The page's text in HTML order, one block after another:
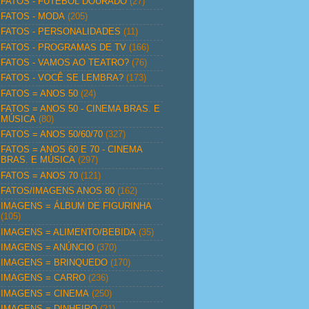
FATOS - MODA (205)
FATOS - PERSONALIDADES (11)
FATOS - PROGRAMAS DE TV (166)
FATOS - VAMOS AO TEATRO? (76)
FATOS - VOCÊ SE LEMBRA? (173)
FATOS = ANOS 50 (24)
FATOS = ANOS 50 - CINEMA BRAS. E
MÚSICA (80)
FATOS = ANOS 50/60/70 (327)
FATOS = ANOS 60 E 70 - CINEMA
BRAS. E MÚSICA (297)
FATOS = ANOS 70 (121)
FATOS/IMAGENS ANOS 80 (162)
IMAGENS = ÁLBUM DE FIGURINHA
(105)
IMAGENS = ALIMENTO/BEBIDA (35)
IMAGENS = ANÚNCIO (370)
IMAGENS = BRINQUEDO (170)
IMAGENS = CARRO (236)
IMAGENS = CINEMA (250)